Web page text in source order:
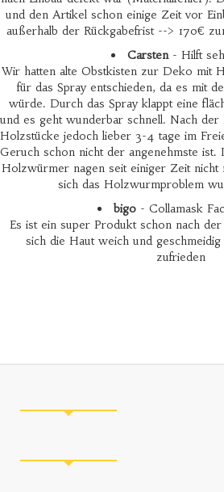
und den Artikel schon einige Zeit vor
außerhalb der Rückgabefrist --> 170€
Carsten- Hilft
Wir hatten alte Obstkisten zur Deko mit
für das Spray entschieden, da es mit
würde. Durch das Spray klappt eine
und es geht wunderbar schnell. Nach der
Holzstücke jedoch lieber 3-4 tage im
Geruch schon nicht der angenehmste ist.
Holzwürmer nagen seit einiger Zeit nicht
sich das Holzwurmproblem
bigo- Collamask
Es ist ein super Produkt schon nach
sich die Haut weich und
zufrieden